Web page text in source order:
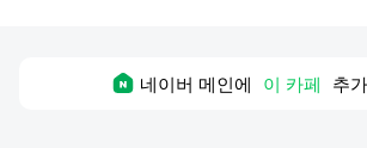
네이버 메인에 이 카페 추가